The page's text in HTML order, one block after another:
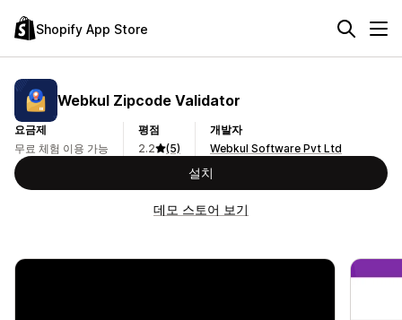
Shopify App Store
Webkul Zipcode Validator
요금제
무료 체험 이용 가능
평점
2.2
(5)
개발자
Webkul Software Pvt Ltd
설치
데모 스토어 보기